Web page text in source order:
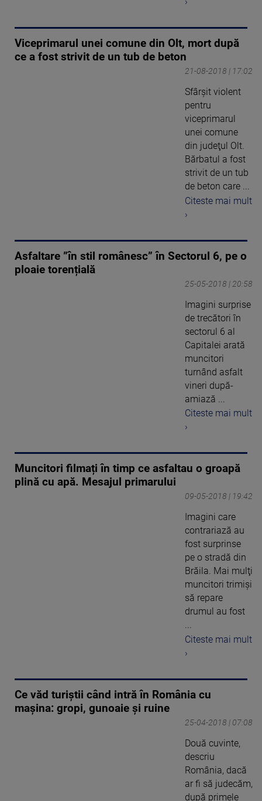
Viceprimarul unei comune din Olt, mort după
ce a fost strivit de un tub de beton
21-08-2018 | 17:02
Sfârşit violent
pentru
viceprimarul
unei comune
din judeţul Olt.
Bărbatul a fost
strivit de un tub
de beton care ...
Citeste mai mult
›
Asfaltare ”în stil românesc” în Sectorul 6, pe o
ploaie torențială
25-05-2018 | 20:58
Imagini surprise
de trecători în
sectorul 6 al
Capitalei arată
muncitori
turnând asfalt
vineri după-
amiază ...
Citeste mai mult
›
Muncitori filmați în timp ce asfaltau o groapă
plină cu apă. Mesajul primarului
09-05-2018 | 19:42
Imagini care
contrariază au
fost surprinse
pe o stradă din
Brăila. Mai mulţi
muncitori trimişi
să repare
drumul au fost
...
Citeste mai mult
›
Ce văd turiştii când intră în România cu
maşina: gropi, gunoaie şi ruine
25-04-2018 | 07:08
Două cuvinte,
descriu
România, dacă
ar fi să judecăm,
după primele